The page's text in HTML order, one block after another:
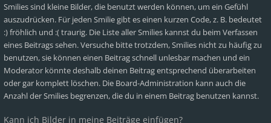
Smilies sind kleine Bilder, die benutzt werden können, um ein Gefühl
auszudrücken. Für jeden Smilie gibt es einen kurzen Code, z. B. bedeutet
:) fröhlich und :( traurig. Die Liste aller Smilies kannst du beim Verfassen
eines Beitrags sehen. Versuche bitte trotzdem, Smilies nicht zu häufig zu
benutzen, sie können einen Beitrag schnell unlesbar machen und ein
Moderator könnte deshalb deinen Beitrag entsprechend überarbeiten
oder gar komplett löschen. Die Board-Administration kann auch die
Anzahl der Smilies begrenzen, die du in einem Beitrag benutzen kannst.
Kann ich Bilder in meine Beiträge einfügen?